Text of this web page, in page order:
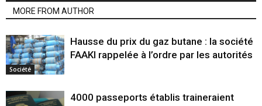
MORE FROM AUTHOR
Société
Hausse du prix du gaz butane : la société
FAAKI rappelée à l’ordre par les autorités
4000 passeports établis traineraient